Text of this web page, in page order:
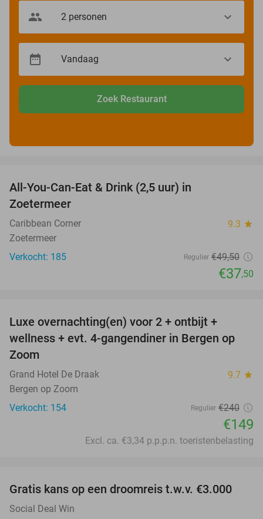
Zoek Restaurant
All-You-Can-Eat & Drink (2,5 uur) in
Zoetermeer
Caribbean Corner 9.3 star
Zoetermeer
Verkocht: 185
Regulier €49,50
€37,50
Luxe overnachting(en) voor 2 + ontbijt +
wellness + evt. 4-gangendiner in Bergen op
Zoom
Grand Hotel De Draak 9.7 star
Bergen op Zoom
Verkocht: 154
Regulier €240
€149
Excl. ca. €3,34 p.p.p.n. toeristenbelasting
Gratis kans op een droomreis t.w.v. €3.000
Social Deal Win